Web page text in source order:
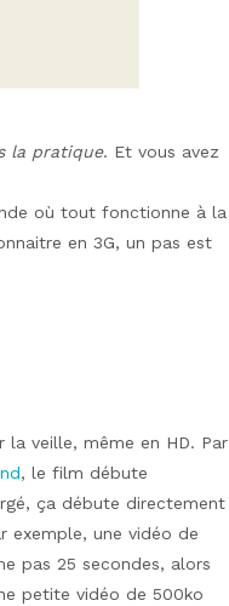
la pratique. Et vous avez
où tout fonctionne à la
en 3G, un pas est
la veille, même en HD. Par
, le film débute
ça débute directement
exemple, une vidéo de
pas 25 secondes, alors
petite vidéo de 500ko